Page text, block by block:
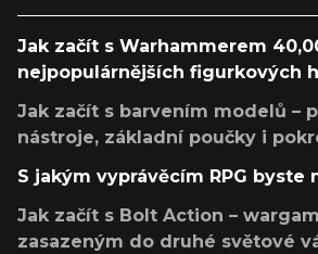
Jak začít s Warhammerem
nejpopulárnějších figurkových
Jak začít s barvením modelů –
nástroje, základní poučky i
S jakým vyprávěcím RPG byste
Jak začít s Bolt Action –
zasazeným do druhé světové